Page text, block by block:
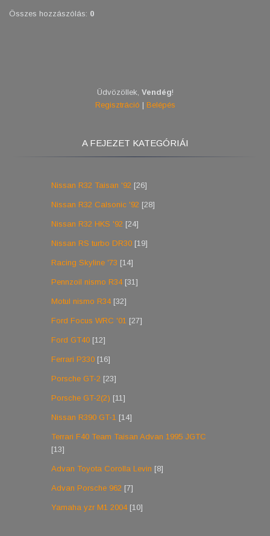
Összes hozzászólás: 0
Üdvözöllek Vendég!
Regisztráció | Belépés
A FEJEZET KATEGÓRIÁI
Nissan R32 Taisan '92 [26]
Nissan R32 Calsonic '92 [28]
Nissan R32 HKS '92 [24]
Nissan RS turbo DR30 [19]
Racing Skyline '73 [14]
Pennzoil nismo R34 [31]
Motul nismo R34 [32]
Ford Focus WRC '01 [27]
Ford GT40 [12]
Ferrari P330 [16]
Porsche GT-2 [23]
Porsche GT-2(2) [11]
Nissan R390 GT-1 [14]
Terrari F40 Team Taisan Advan 1995 JGTC
[13]
Advan Toyota Corolla Levin [8]
Advan Porsche 962 [7]
Yamaha yzr M1 2004 [10]